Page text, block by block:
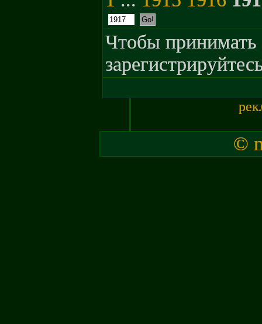
Чтобы принимать
©